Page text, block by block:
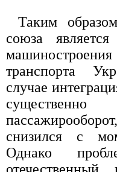
Таким
союза
транспорта
случае
снизился с
Однако